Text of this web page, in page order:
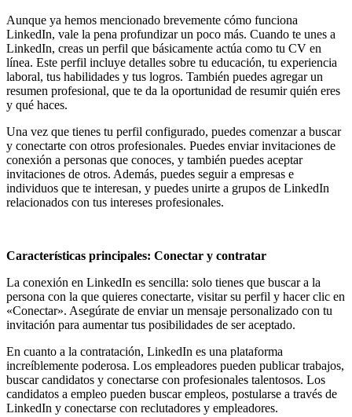
Aunque ya hemos mencionado brevemente cómo funciona
LinkedIn, vale la pena profundizar un poco más. Cuando te unes a
LinkedIn, creas un perfil que básicamente actúa como tu CV en
línea. Este perfil incluye detalles sobre tu educación, tu experiencia
laboral, tus habilidades y tus logros. También puedes agregar un
resumen profesional, que te da la oportunidad de resumir quién eres
y qué haces.
Una vez que tienes tu perfil configurado, puedes comenzar a buscar
y conectarte con otros profesionales. Puedes enviar invitaciones de
conexión a personas que conoces, y también puedes aceptar
invitaciones de otros. Además, puedes seguir a empresas e
individuos que te interesan, y puedes unirte a grupos de LinkedIn
relacionados con tus intereses profesionales.
Características principales: Conectar y contratar
La conexión en LinkedIn es sencilla: solo tienes que buscar a la
persona con la que quieres conectarte, visitar su perfil y hacer clic en
«Conectar». Asegúrate de enviar un mensaje personalizado con tu
invitación para aumentar tus posibilidades de ser aceptado.
En cuanto a la contratación, LinkedIn es una plataforma
increíblemente poderosa. Los empleadores pueden publicar trabajos,
buscar candidatos y conectarse con profesionales talentosos. Los
candidatos a empleo pueden buscar empleos, postularse a través de
LinkedIn y conectarse con reclutadores y empleadores.